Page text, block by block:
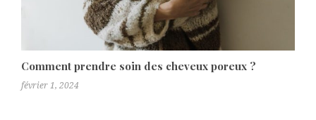
Comment prendre soin des cheveux poreux ?
février 1, 2024